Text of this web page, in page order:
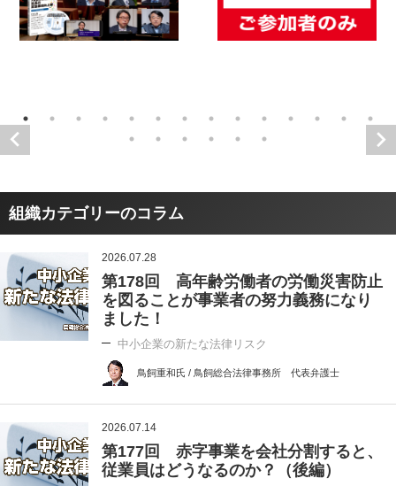
組織カテゴリーのコラム
2026.07.28
第178回 高年齢労働者の労働災害防止
を図ることが事業者の努力義務になり
ました！
中小企業の新たな法律リスク
鳥飼重和氏 / 鳥飼総合法律事務所 代表弁護士
2026.07.14
第177回 赤字事業を会社分割すると、
従業員はどうなるのか？（後編）